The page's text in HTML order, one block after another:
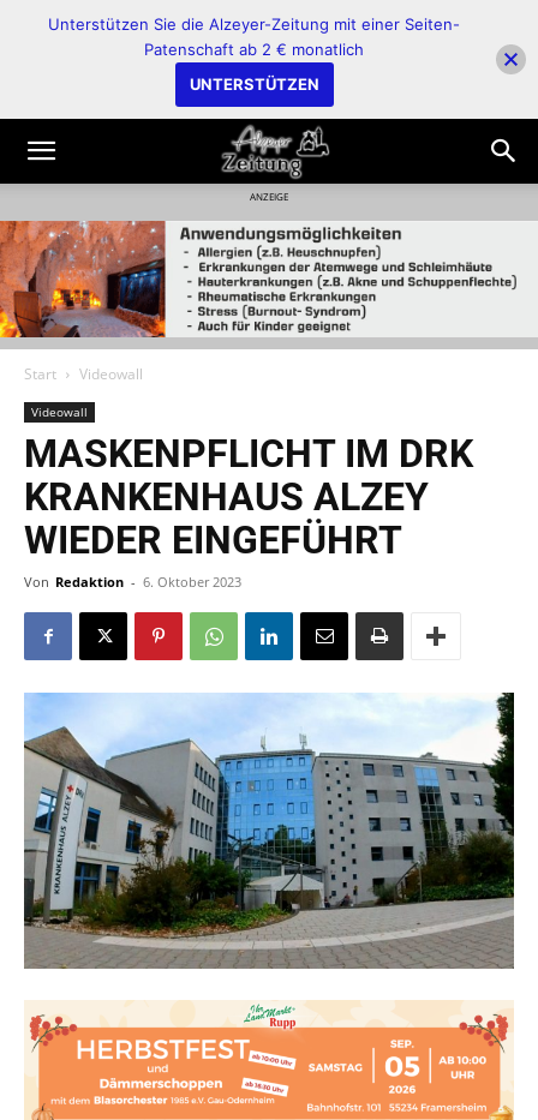
ANZEIGE
Start Videowall
Videowall
MASKENPFLICHT IM DRK
KRANKENHAUS ALZEY
WIEDER EINGEFÜHRT
Von Redaktion - 6. Oktober 2023
Unterstützen Sie die Alzeyer-Zeitung mit einer Seiten-
Patenschaft ab 2 € monatlich
UNTERSTÜTZEN